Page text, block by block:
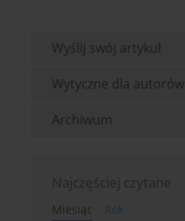
Wyślij swój artykuł
Wytyczne dla autorów
Archiwum
Najczęściej czytane
Miesiąc
Rok